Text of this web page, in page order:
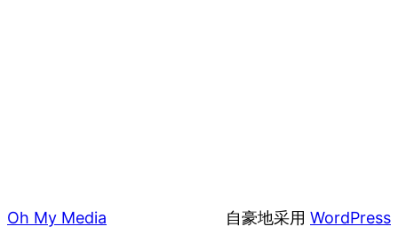
Oh My Media 自豪地采用 WordPress